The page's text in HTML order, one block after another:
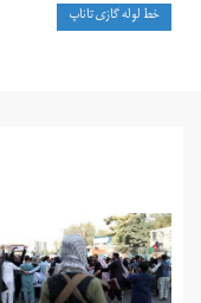
خط لوله گازی تاناپ‌